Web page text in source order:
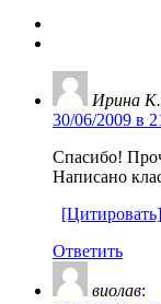
Ирина К.
30/06/2009 в
Спасибо!
Написано
[Цитировать]
Ответить
виолав: